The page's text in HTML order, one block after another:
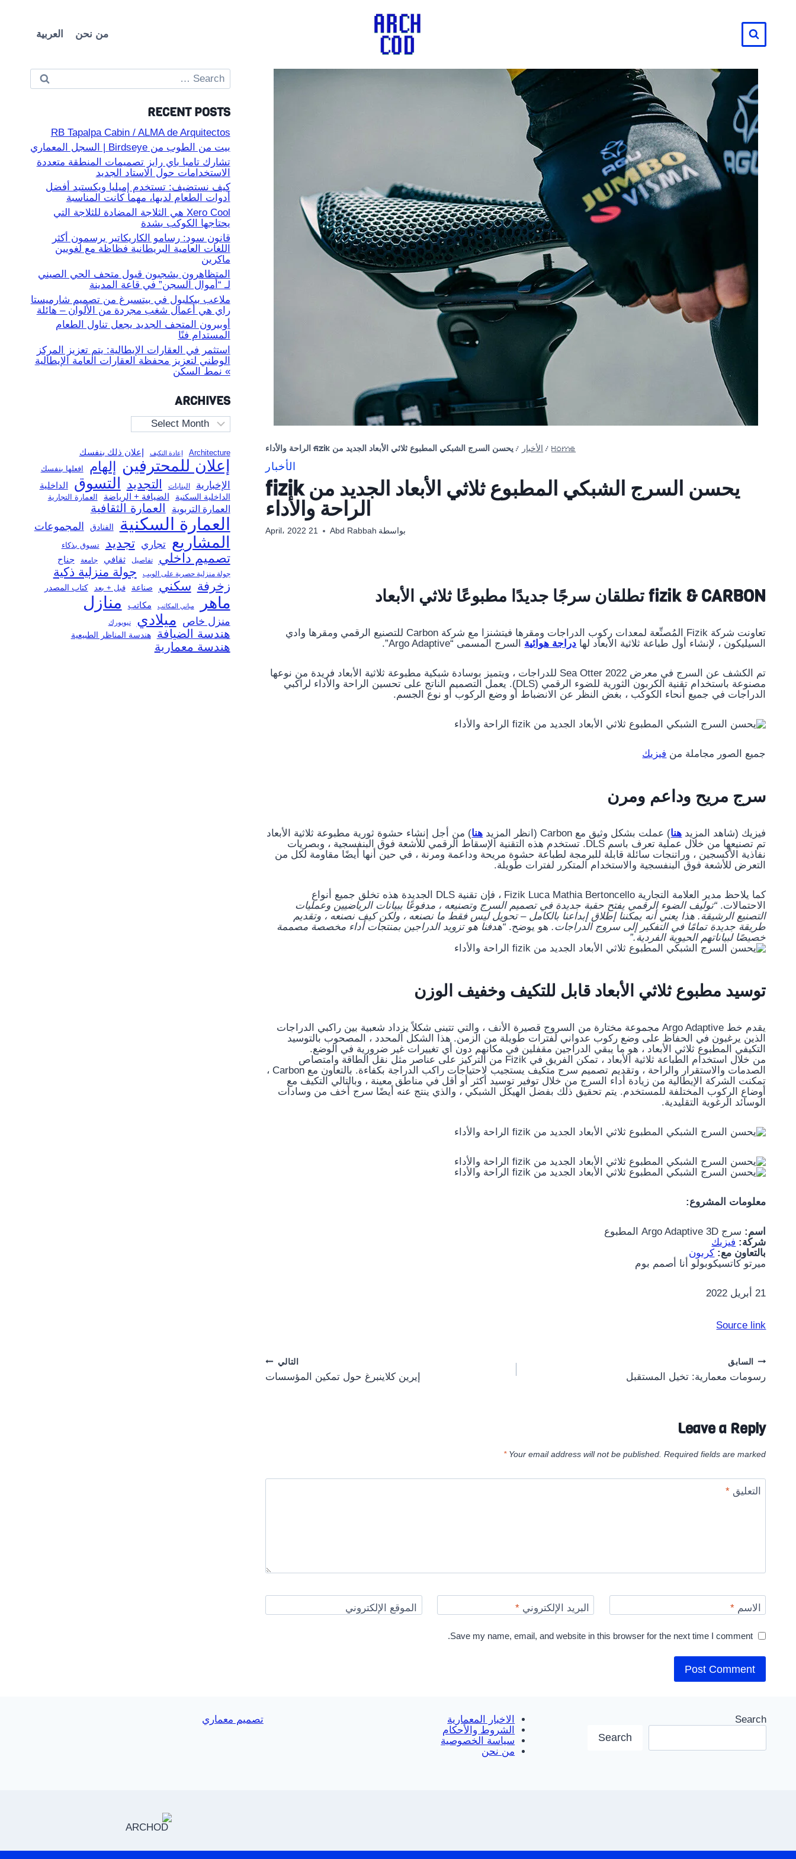
المحتوى
من نحن العربية
Home
/ الأخبار / يحسن السرج الشبكي المطبوع ثلاثي الأبعاد الجديد من fizik الراحة والأداء
الأخبار
يحسن السرج الشبكي المطبوع ثلاثي الأبعاد الجديد من fizik
الراحة والأداء
بواسطة Abd Rabbah 21 April، 2022
fizik & CARBON تطلقان سرجًا جديدًا مطبوعًا ثلاثي الأبعاد
تعاونت شركة Fizik المُصنِّعة لمعدات ركوب الدراجات ومقرها فيتشنزا مع شركة Carbon للتصنيع الرقمي ومقرها وادي
السيليكون ، لإنشاء أول طباعة ثلاثية الأبعاد لها دراجة هوائية السرج المسمى “Argo Adaptive”.
تم الكشف عن السرج في معرض Sea Otter 2022 للدراجات ، ويتميز بوسادة شبكية مطبوعة ثلاثية الأبعاد فريدة من نوعها
مصنوعة باستخدام تقنية الكربون الثورية للضوء الرقمي (DLS). يعمل التصميم الناتج على تحسين الراحة والأداء لراكبي
الدراجات في جميع أنحاء الكوكب ، بغض النظر عن الانضباط أو وضع الركوب أو نوع الجسم.
جميع الصور مجاملة من فيزيك
سرج مريح وداعم ومرن
فيزيك (شاهد المزيد هنا) عملت بشكل وثيق مع Carbon (انظر المزيد هنا) من أجل إنشاء حشوة ثورية مطبوعة ثلاثية الأبعاد
تم تصنيعها من خلال عملية تعرف باسم DLS. تستخدم هذه التقنية الإسقاط الرقمي للأشعة فوق البنفسجية ، وبصريات
نفاذية الأكسجين ، وراتنجات سائلة قابلة للبرمجة لطباعة حشوة مريحة وداعمة ومرنة ، في حين أنها أيضًا مقاومة لكل من
التعرض للأشعة فوق البنفسجية والاستخدام المتكرر لفترات طويلة.
كما يلاحظ مدير العلامة التجارية Fizik Luca Mathia Bertoncello ، فإن تقنية DLS الجديدة هذه تخلق جميع أنواع
الاحتمالات. “توليف الضوء الرقمي يفتح حقبة جديدة في تصميم السرج وتصنيعه ، مدفوعًا ببيانات الرياضيين وعمليات
التصنيع الرشيقة. هذا يعني أنه يمكننا إطلاق إبداعنا بالكامل – تحويل ليس فقط ما نصنعه ، ولكن كيف نصنعه ، وتقديم
طريقة جديدة تمامًا في التفكير إلى سروج الدراجات.هو يوضح. “هدفنا هو تزويد الدراجين بمنتجات أداء مخصصة مصممة
خصيصًا لبياناتهم الحيوية الفردية.”
توسيد مطبوع ثلاثي الأبعاد قابل للتكيف وخفيف الوزن
يقدم خط Argo Adaptive مجموعة مختارة من السروج قصيرة الأنف ، والتي تتبنى شكلاً يزداد شعبية بين راكبي الدراجات
الذين يرغبون في الحفاظ على وضع ركوب عدواني لفترات طويلة من الزمن. هذا الشكل المحدد ، المصحوب بالتوسيد
التكيفي المطبوع ثلاثي الأبعاد ، هو ما يبقي الدراجين مقفلين في مكانهم دون أي تغييرات غير ضرورية في الوضع.
من خلال استخدام الطباعة ثلاثية الأبعاد ، تمكن الفريق في Fizik من التركيز على عناصر مثل نقل الطاقة وامتصاص
الصدمات والاستقرار والراحة ، وتقديم تصميم سرج متكيف يستجيب لاحتياجات راكب الدراجة بكفاءة. بالتعاون مع Carbon ،
تمكنت الشركة الإيطالية من زيادة أداء السرج من خلال توفير توسيد أكثر أو أقل في مناطق معينة ، وبالتالي التكيف مع
أوضاع الركوب المختلفة للمستخدم. يتم تحقيق ذلك بفضل الهيكل الشبكي ، والذي ينتج عنه أيضًا سرج أخف من وسادات
الوسائد الرغوية التقليدية.
معلومات المشروع:
اسم: سرج Argo Adaptive 3D المطبوع
شركة: فيزيك
بالتعاون مع: كربون
ميرتو كاتسيكوبولو
أنا أصمم بوم
21 أبريل 2022
Source link
Post
السابق
رسومات معمارية: تخيل المستقبل
التالي
إيرين كلاينبرغ حول تمكين المؤسسات
Leave a Reply
Your email address will not be published. Required fields are marked
*
التعليق*
الاسم* البريد الإلكتروني* الموقع الإلكتروني
Save my name, email, and website in this browser for the next time I comment.
Search
for:
RECENT POSTS
RB Tapalpa Cabin / ALMA de Arquitectos
بيت من الطوب من Birdseye | السجل المعماري
تشارك تامبا باي رايز تصميمات المنطقة متعددة
الاستخدامات حول الاستاد الجديد
كيف نستضيف: تستخدم إميليا ويكستيد أفضل
أدوات الطعام لديها، مهما كانت المناسبة
Xero Cool هي الثلاجة المضادة للثلاجة التي
يحتاجها الكوكب بشدة
قانون سود: رسامو الكاريكاتير يرسمون أكثر
اللغات العامية البريطانية فظاظة مع لغويين
ماكرين
المتظاهرون يشجبون قبول متحف الحي الصيني
لـ “أموال السجن” في قاعة المدينة
ملاعب بيكلبول في بيتسبرغ من تصميم شارميستا
راي هي أعمال شغب مجردة من الألوان – هائلة
أوبيرون المتحف الجديد يجعل تناول الطعام
المستدام فنًا
استثمر في العقارات الإيطالية: يتم تعزيز المركز
الوطني لتعزيز محفظة العقارات العامة الإيطالية
» نمط السكن
ARCHIVES
Archives
Architecture إعادة التكيف إعلان ذلك بنفسك
إعلان للمحترفين إلهام افعلها بنفسك
الإخبارية البنايات التجديد التسوق الداخلية
الداخلية السكنية الضيافة + الرياضة العمارة التجارية
العمارة التربوية العمارة الثقافية
العمارة السكنية الفنادق المجموعات
المشاريع تجاري تجديد تسوق بذكاء
تصميم داخلي تفاصيل ثقافي جامعة جناح
جولة منزلية حصرية على الويب
جولة منزلية ذكية
زخرفة سكني صناعة قبل + بعد كتاب المصدر
ماهر مباني المكاتب مكاتب منازل
منزل خاص ميلادي نيويورك
هندسة الضيافة هندسة المناظر الطبيعية
هندسة معمارية
Search
Search
الاخبار المعمارية
الشروط والأحكام
سياسة الخصوصية
من نحن
تصميم معماري